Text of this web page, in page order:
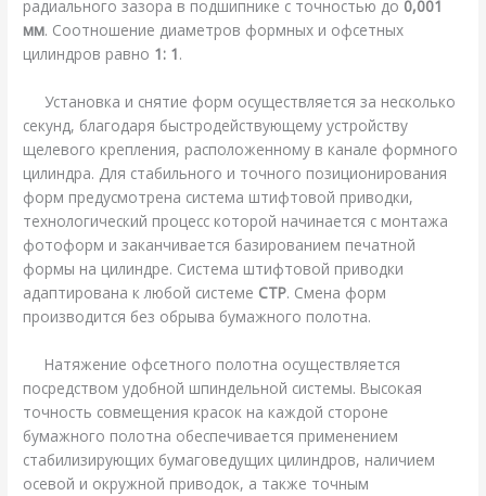
радиального зазора в подшипнике с точностью до 0,001
мм. Соотношение диаметров формных и офсетных
цилиндров равно 1: 1.
Установка и снятие форм осуществляется за несколько
секунд, благодаря быстродействующему устройству
щелевого крепления, расположенному в канале формного
цилиндра. Для стабильного и точного позиционирования
форм предусмотрена система штифтовой приводки,
технологический процесс которой начинается с монтажа
фотоформ и заканчивается базированием печатной
формы на цилиндре. Система штифтовой приводки
адаптирована к любой системе CTP. Смена форм
производится без обрыва бумажного полотна.
Натяжение офсетного полотна осуществляется
посредством удобной шпиндельной системы. Высокая
точность совмещения красок на каждой стороне
бумажного полотна обеспечивается применением
стабилизирующих бумаговедущих цилиндров, наличием
осевой и окружной приводок, а также точным